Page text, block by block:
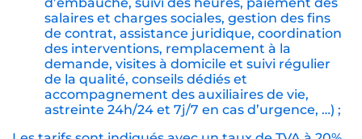
d’embauche, suivi des heures, paiement des
salaires et charges sociales, gestion des fins
de contrat, assistance juridique, coordination
des interventions, remplacement à la
demande, visites à domicile et suivi régulier
de la qualité, conseils dédiés et
accompagnement des auxiliaires de vie,
astreinte 24h/24 et 7j/7 en cas d’urgence, …) ;